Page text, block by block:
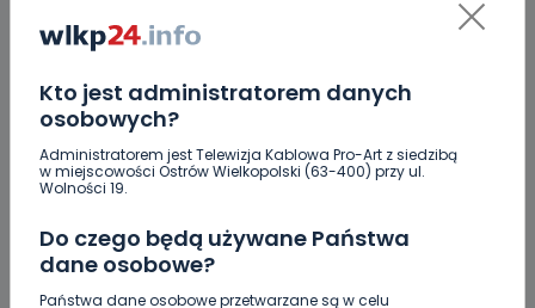
Kto jest administratorem danych
osobowych?
Administratorem jest Telewizja Kablowa Pro-Art z siedzibą
w miejscowości Ostrów Wielkopolski (63-400) przy ul.
Wolności 19.
Do czego będą używane Państwa
dane osobowe?
Państwa dane osobowe przetwarzane są w celu
afery z Cambridge Analytica na czele
pokazały, że nikt nie zadba o
bezpieczeństwo naszych danych lepiej,
niż my sami dobrze się zastanawiając,
czym i gdzie warto się dzielić, a które
siebie.